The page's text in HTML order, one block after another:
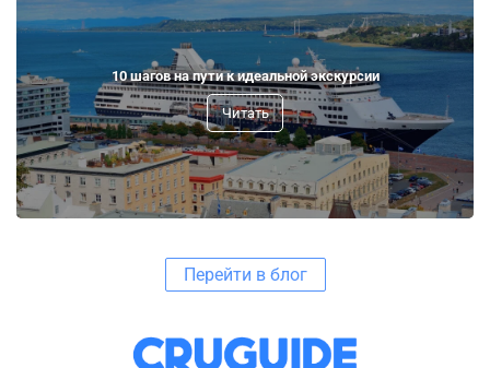
10 шагов на пути к идеальной экскурсии
Читать
Перейти в блог